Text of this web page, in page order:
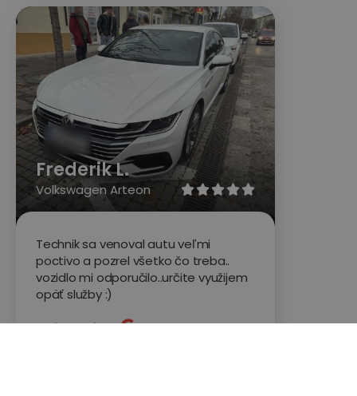

Frederik L.
Volkswagen Arteon
Technik sa venoval autu veľmi
poctivo a pozrel všetko čo treba..
vozidlo mi odporučilo..určite využijem
opäť služby :)
Hodnotené na